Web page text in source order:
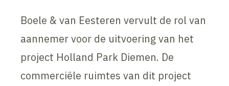
Boele & van Eesteren vervult de rol van
aannemer voor de uitvoering van het
project Holland Park Diemen. De
commerciële ruimtes van dit project